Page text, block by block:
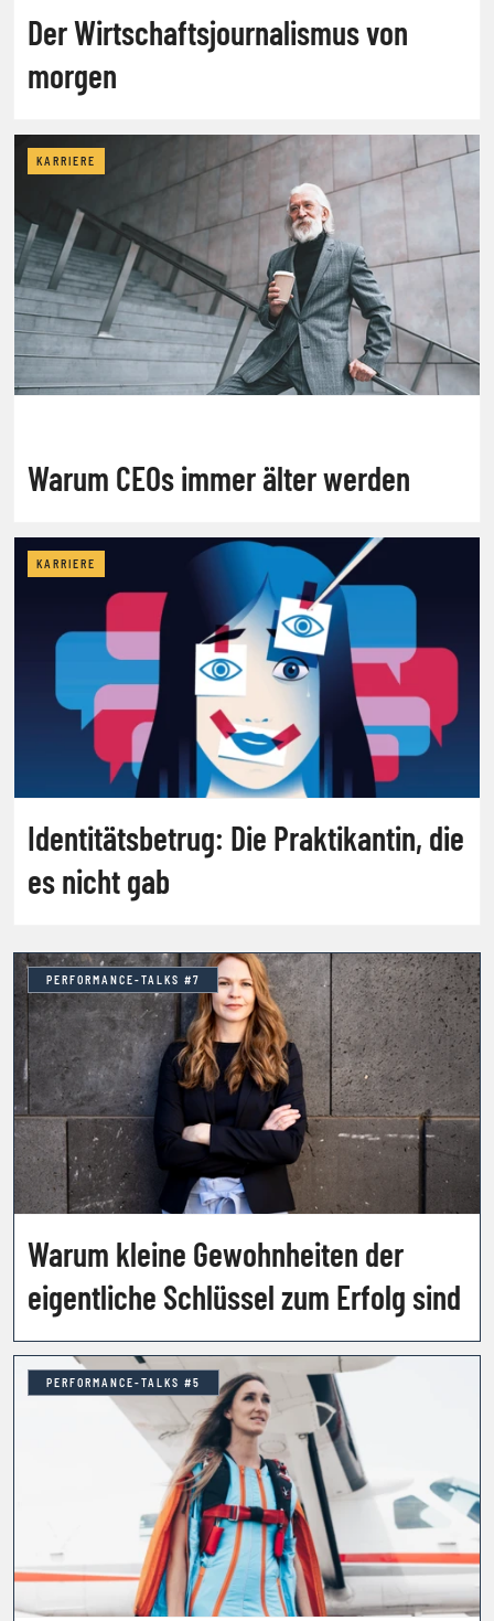
Der Wirtschaftsjournalismus von
morgen
KARRIERE
Warum CEOs immer älter werden
KARRIERE
Identitätsbetrug: Die Praktikantin, die
es nicht gab
PERFORMANCE-TALKS #7
Warum kleine Gewohnheiten der
eigentliche Schlüssel zum Erfolg sind
PERFORMANCE-TALKS #5